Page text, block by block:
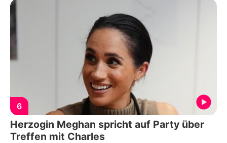
6
Herzogin Meghan spricht auf Party über
Treffen mit Charles